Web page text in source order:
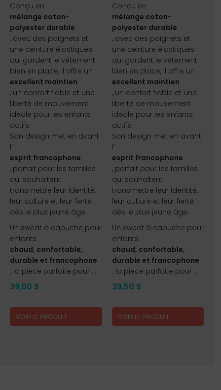
Conçu en
mélange coton-
polyester durable
, avec des poignets et
une ceinture élastiques
qui gardent le vêtement
bien en place, il offre un
excellent maintien
, un confort fiable et une
liberté de mouvement
idéale pour les enfants
actifs.
Son design met en avant
l’
esprit francophone
, parfait pour les familles
qui souhaitent
transmettre leur identité,
leur culture et leur fierté
dès le plus jeune âge.
Un sweat à capuche pour
enfants
chaud, confortable,
durable et francophone
: la pièce parfaite pour ...
39,50 $
VOIR LE PRODUIT
Conçu en
mélange coton-
polyester durable
, avec des poignets et
une ceinture élastiques
qui gardent le vêtement
bien en place, il offre un
excellent maintien
, un confort fiable et une
liberté de mouvement
idéale pour les enfants
actifs.
Son design met en avant
l’
esprit francophone
, parfait pour les familles
qui souhaitent
transmettre leur identité,
leur culture et leur fierté
dès le plus jeune âge.
Un sweat à capuche pour
enfants
chaud, confortable,
durable et francophone
: la pièce parfaite pour ...
39,50 $
VOIR LE PRODUIT